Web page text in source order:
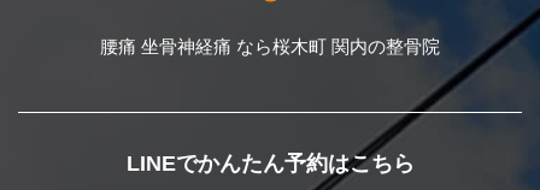
腰痛 坐骨神経痛 なら桜木町 関内の整骨院
LINEでかんたん予約はこちら